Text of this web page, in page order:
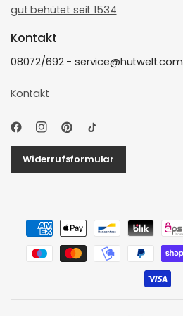
gut behütet seit 1534
Kontakt
08072/692 - service@hutwelt.com
Kontakt
Widerrufsformular